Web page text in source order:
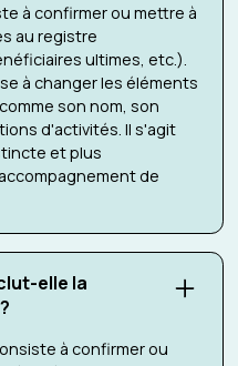
à confirmer ou mettre à
au registre
ultimes, etc.).
à changer les éléments
son nom, son
d'activités. Il s'agit
et plus
de
elle la
à confirmer ou